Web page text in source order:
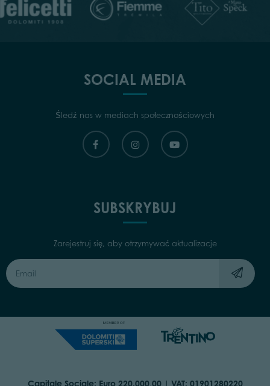
SOCIAL MEDIA
Śledź nas w mediach społecznościowych
SUBSKRYBUJ
Zarejestruj się, aby otrzymywać aktualizacje
Capitale Sociale: Euro 220.000,00 | VAT: 01901280220